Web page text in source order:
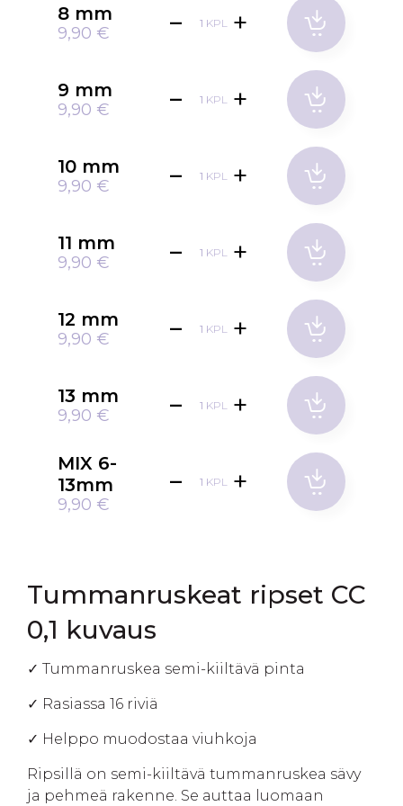
8 mm
9,90 €
KPL
9 mm
9,90 €
KPL
10 mm
9,90 €
KPL
11 mm
9,90 €
KPL
12 mm
9,90 €
KPL
13 mm
9,90 €
KPL
MIX 6-
13mm
9,90 €
KPL
Tummanruskeat ripset CC
0,1 kuvaus
✓ Tummanruskea semi-kiiltävä pinta
✓ Rasiassa 16 riviä
✓ Helppo muodostaa viuhkoja
Ripsillä on semi-kiiltävä tummanruskea sävy
ja pehmeä rakenne. Se auttaa luomaan